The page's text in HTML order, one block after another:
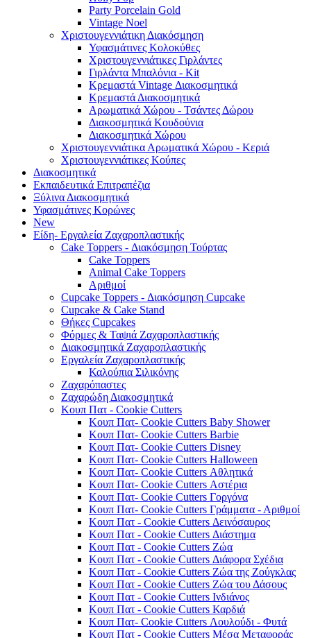
Party Porcelain Gold
Vintage Noel
Χριστουγεννιάτικη Διακόσμηση
Υφασμάτινες Κολοκύθες
Χριστουγεννιάτικες Γιρλάντες
Γιρλάντα Μπαλόνια - Kit
Κρεμαστά Vintage Διακοσμητικά
Κρεμαστά Διακοσμητικά
Αρωματικά Χώρου - Τσάντες Δώρου
Διακοσμητικά Κουδούνια
Διακοσμητικά Χώρου
Χριστουγεννιάτικα Αρωματικά Χώρου - Κεριά
Χριστουγεννιάτικες Κούπες
Διακοσμητικά
Εκπαιδευτικά Επιτραπέζια
Ξύλινα Διακοσμητικά
Υφασμάτινες Κορώνες
New
Είδη- Εργαλεία Ζαχαροπλαστικής
Cake Toppers - Διακόσμηση Τούρτας
Cake Toppers
Animal Cake Toppers
Αριθμοί
Cupcake Toppers - Διακόσμηση Cupcake
Cupcake & Cake Stand
Θήκες Cupcakes
Φόρμες & Ταψιά Ζαχαροπλαστικής
Διακοσμητικά Ζαχαροπλαστικής
Εργαλεία Ζαχαροπλαστικής
Καλούπια Σιλικόνης
Ζαχαρόπαστες
Ζαχαρώδη Διακοσμητικά
Κουπ Πατ - Cookie Cutters
Κουπ Πατ- Cookie Cutters Baby Shower
Κουπ Πατ- Cookie Cutters Barbie
Κουπ Πατ- Cookie Cutters Disney
Κουπ Πατ- Cookie Cutters Halloween
Κουπ Πατ- Cookie Cutters Αθλητικά
Κουπ Πατ- Cookie Cutters Αστέρια
Κουπ Πατ- Cookie Cutters Γοργόνα
Κουπ Πατ- Cookie Cutters Γράμματα - Αριθμοί
Κουπ Πατ - Cookie Cutters Δεινόσαυρος
Κουπ Πατ - Cookie Cutters Διάστημα
Κουπ Πατ - Cookie Cutters Ζώα
Κουπ Πατ - Cookie Cutters Διάφορα Σχέδια
Κουπ Πατ - Cookie Cutters Ζώα της Ζούγκλας
Κουπ Πατ - Cookie Cutters Ζώα του Δάσους
Κουπ Πατ - Cookie Cutters Ινδιάνος
Κουπ Πατ - Cookie Cutters Καρδιά
Κουπ Πατ- Cookie Cutters Λουλούδι - Φυτά
Κουπ Πατ - Cookie Cutters Μέσα Μεταφοράς